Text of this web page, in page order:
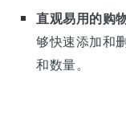
直观易用的购
够快速添加和
和数量。